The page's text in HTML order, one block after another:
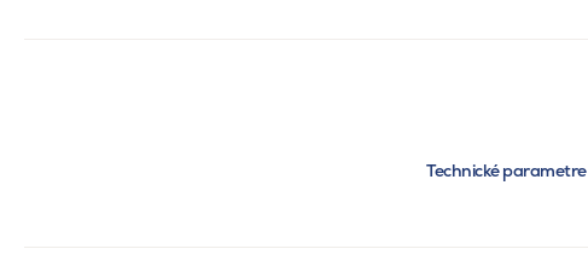
Technické parametre